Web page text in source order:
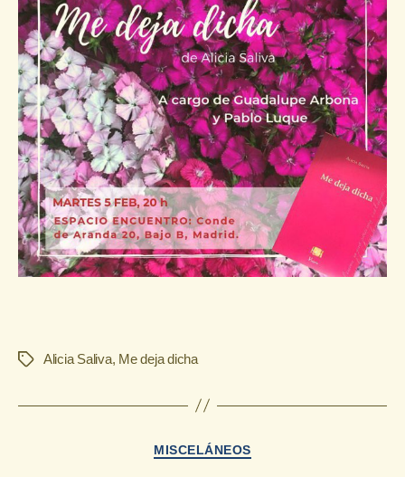
EtiquetasAlicia Saliva, Me deja dicha
Categorías
MISCELÁNEOS